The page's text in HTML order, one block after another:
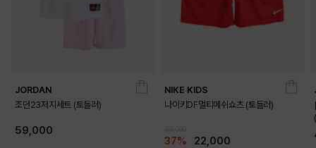
JORDAN
조던23저지세트 (토들러)
59,000
NIKE KIDS
나이키DF멀티메쉬쇼츠 (토들러)
37% 22,000